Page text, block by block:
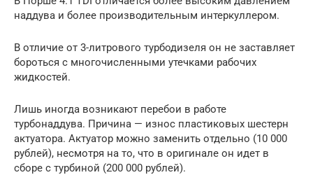
наддува и более производительным интеркуллером.
В отличие от 3-литрового турбодизеля он не заставляет
бороться с многочисленными утечками рабочих
жидкостей.
Лишь иногда возникают перебои в работе
турбонаддува. Причина — износ пластиковых шестерн
актуатора. Актуатор можно заменить отдельно (10 000
рублей), несмотря на то, что в оригинале он идет в
сборе с турбиной (200 000 рублей).